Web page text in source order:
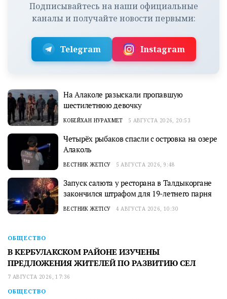
Подписывайтесь на наши официальные
каналы и получайте новости первыми:
Telegram Instagram
На Алаколе разыскали пропавшую
шестилетнюю девочку
КОБЕЙХАН НУРАХМЕТ 5 АВГУСТА 2026, 20:53
Четырёх рыбаков спасли с островка на озере
Алаколь
ВЕСТНИК ЖЕТІСУ 5 АВГУСТА 2026, 9:48
Запуск салюта у ресторана в Талдыкоргане
закончился штрафом для 19-летнего парня
ВЕСТНИК ЖЕТІСУ 4 АВГУСТА 2026, 10:30
ОБЩЕСТВО
В КЕРБУЛАКСКОМ РАЙОНЕ ИЗУЧЕНЫ
ПРЕДЛОЖЕНИЯ ЖИТЕЛЕЙ ПО РАЗВИТИЮ СЕЛ
7 АВГУСТА 2026, 17:36
ОБЩЕСТВО